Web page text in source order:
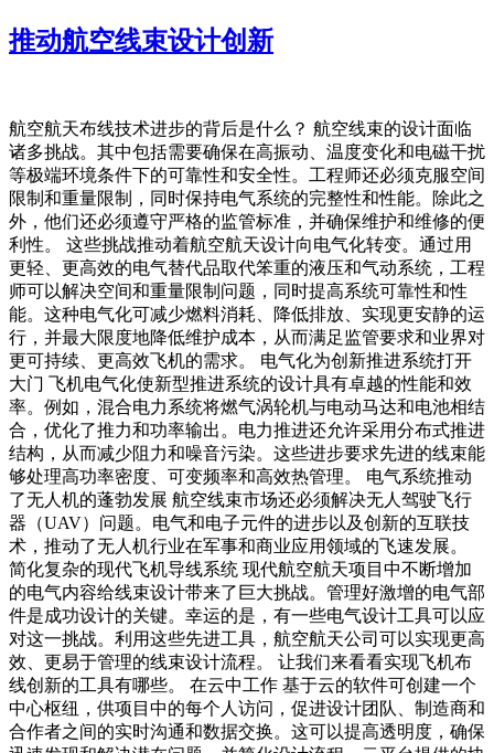
推动航空线束设计创新
航空航天布线技术进步的背后是什么？ 航空线束的设计面临
诸多挑战。其中包括需要确保在高振动、温度变化和电磁干扰
等极端环境条件下的可靠性和安全性。工程师还必须克服空间
限制和重量限制，同时保持电气系统的完整性和性能。除此之
外，他们还必须遵守严格的监管标准，并确保维护和维修的便
利性。 这些挑战推动着航空航天设计向电气化转变。通过用
更轻、更高效的电气替代品取代笨重的液压和气动系统，工程
师可以解决空间和重量限制问题，同时提高系统可靠性和性
能。这种电气化可减少燃料消耗、降低排放、实现更安静的运
行，并最大限度地降低维护成本，从而满足监管要求和业界对
更可持续、更高效飞机的需求。 电气化为创新推进系统打开
大门 飞机电气化使新型推进系统的设计具有卓越的性能和效
率。例如，混合电力系统将燃气涡轮机与电动马达和电池相结
合，优化了推力和功率输出。电力推进还允许采用分布式推进
结构，从而减少阻力和噪音污染。这些进步要求先进的线束能
够处理高功率密度、可变频率和高效热管理。 电气系统推动
了无人机的蓬勃发展 航空线束市场还必须解决无人驾驶飞行
器（UAV）问题。电气和电子元件的进步以及创新的互联技
术，推动了无人机行业在军事和商业应用领域的飞速发展。
简化复杂的现代飞机导线系统 现代航空航天项目中不断增加
的电气内容给线束设计带来了巨大挑战。管理好激增的电气部
件是成功设计的关键。幸运的是，有一些电气设计工具可以应
对这一挑战。利用这些先进工具，航空航天公司可以实现更高
效、更易于管理的线束设计流程。 让我们来看看实现飞机布
线创新的工具有哪些。 在云中工作 基于云的软件可创建一个
中心枢纽，供项目中的每个人访问，促进设计团队、制造商和
合作者之间的实时沟通和数据交换。这可以提高透明度，确保